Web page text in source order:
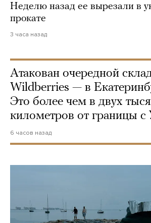
Неделю назад ее вырезали в
прокате
3 часа назад
Атакован очередной
Wildberries — в
Это более чем в двух
километров от границы с
6 часов назад